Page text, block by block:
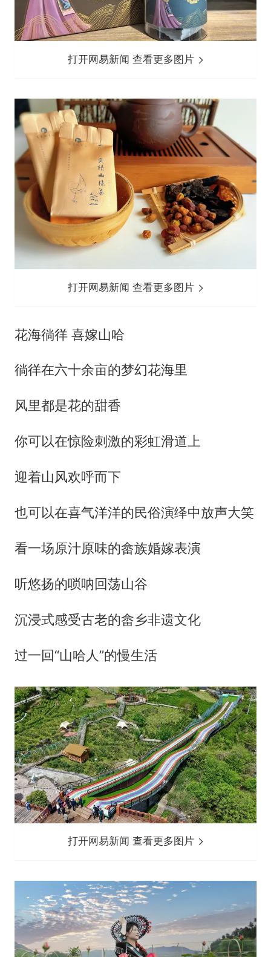
打开网易新闻 查看更多图片
打开网易新闻 查看更多图片
花海徜徉 喜嫁山哈
徜徉在六十余亩的梦幻花海里
风里都是花的甜香
你可以在惊险刺激的彩虹滑道上
迎着山风欢呼而下
也可以在喜气洋洋的民俗演绎中放声大笑
看一场原汁原味的畲族婚嫁表演
听悠扬的唢呐回荡山谷
沉浸式感受古老的畲乡非遗文化
过一回“山哈人”的慢生活
打开网易新闻 查看更多图片